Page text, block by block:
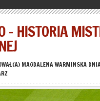
– HISTORIA
MAGDALENA WARMINSKA